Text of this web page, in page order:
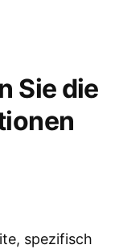
Sie die
spezifisch